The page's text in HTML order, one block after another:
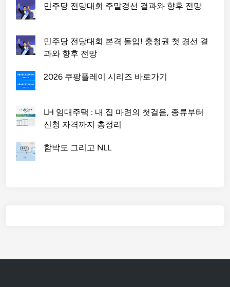
민주당 전당대회 주말경선 결과와 향후 전망
민주당 전당대회 본격 돌입! 충청권 첫 경선 결
과와 향후 전망
2026 쿠팡플레이 시리즈 바로가기
LH 임대주택 : 내 집 마련의 첫걸음, 종류부터
신청 자격까지 총정리
함박도 그리고 NLL